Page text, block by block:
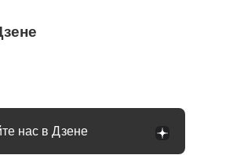
в вагонах больше не пустят: в
решение
в жизни россиян с
и след простынет через 4 дня:
нас в Дзене